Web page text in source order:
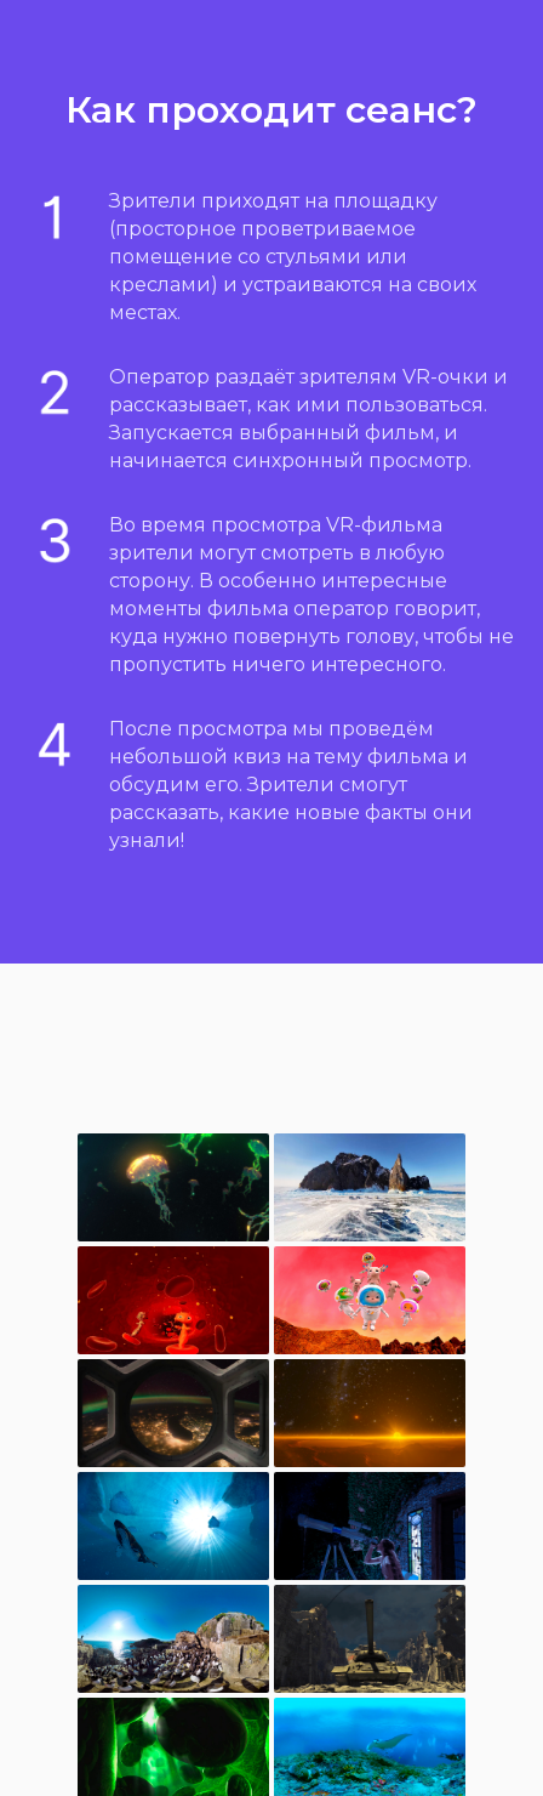
Как проходит сеанс?
Зрители приходят на площадку
(просторное проветриваемое
помещение со стульями или
креслами) и устраиваются на своих
местах.
Оператор раздаёт зрителям VR-очки и
рассказывает, как ими пользоваться.
Запускается выбранный фильм, и
начинается синхронный просмотр.
Во время просмотра VR-фильма
зрители могут смотреть в любую
сторону. В особенно интересные
моменты фильма оператор говорит,
куда нужно повернуть голову, чтобы не
пропустить ничего интересного.
После просмотра мы проведём
небольшой квиз на тему фильма и
обсудим его. Зрители смогут
рассказать, какие новые факты они
узнали!